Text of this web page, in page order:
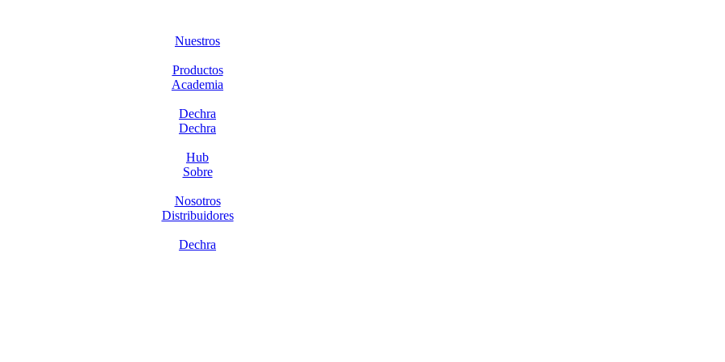
Nuestros
Productos
Academia
Dechra
Dechra
Hub
Sobre
Nosotros
Distribuidores
Dechra